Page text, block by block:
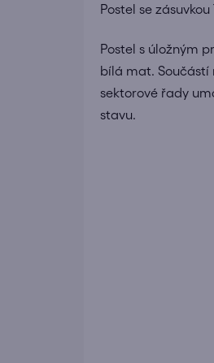
Postel se
Postel s úložným
bílá mat. Součástí
sektorové řady
stavu.